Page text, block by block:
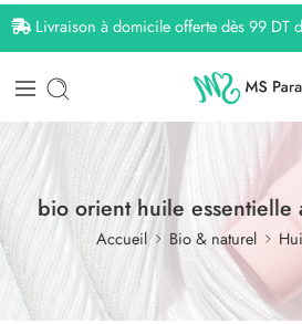
Livraison à domicile offerte dès 99 DT
bio orient huile essentielle
Accueil Bio & naturel